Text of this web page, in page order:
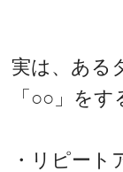
実は、ある
「○○」を
・リピート